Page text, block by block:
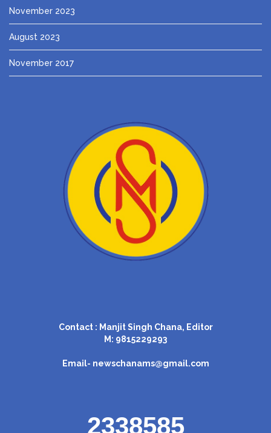
November 2023
August 2023
November 2017
Contact : Manjit Singh Chana, Editor
M: 9815229293
Email- newschanams@gmail.com
2338585